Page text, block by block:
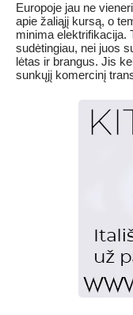
Europoje jau ne
apie žaliąjį kursą, o
minima elektrifikacija.
sudėtingiau, nei juos
lėtas ir brangus. Jis
sunkųjį komercinį